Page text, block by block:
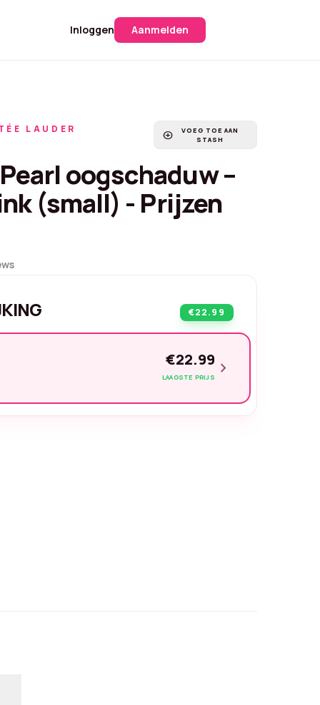
Inloggen Aanmelden
LAUDER
add_circle
VOEG TOE AAN
STASH
oogschaduw –
(small) - Prijzen
€22.99
€22.99
LAAGSTE PRIJS chevron_right